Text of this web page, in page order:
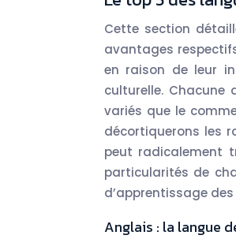
Cette section
avantages
en raison de leur
culturelle. Chacune
variés que le
décortiquerons les
peut radicalement
particularités de
d’apprentissage
Anglais : la langue